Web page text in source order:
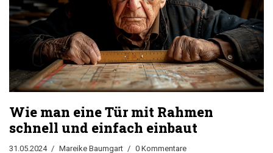
Wie man eine Tür mit Rahmen
schnell und einfach einbaut
31.05.2024 Mareike Baumgart 0 Kommentare